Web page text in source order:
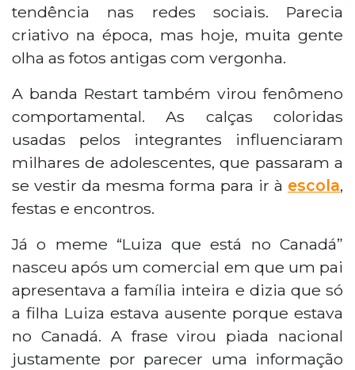
tendência nas redes sociais. Parecia
criativo na época, mas hoje, muita gente
olha as fotos antigas com vergonha.
A banda Restart também virou fenômeno
comportamental. As calças coloridas
usadas pelos integrantes influenciaram
milhares de adolescentes, que passaram a
se vestir da mesma forma para ir à escola,
festas e encontros.
Já o meme “Luiza que está no Canadá”
nasceu após um comercial em que um pai
apresentava a família inteira e dizia que só
a filha Luiza estava ausente porque estava
no Canadá. A frase virou piada nacional
justamente por parecer uma informação